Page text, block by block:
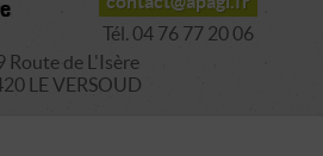
Tél. 04 76 77 20 06
Route de L'Isère
LE VERSOUD